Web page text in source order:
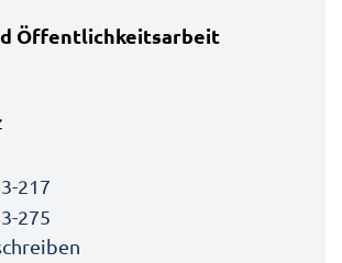
Öffentlichkeitsarbeit
217
275